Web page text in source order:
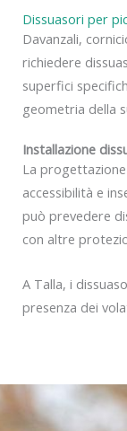
Dissuasori per
Davanzali,
richiedere
superfici
geometria della
Installazione
La
accessibilità e
può prevedere
con altre
A Talla, i
presenza dei